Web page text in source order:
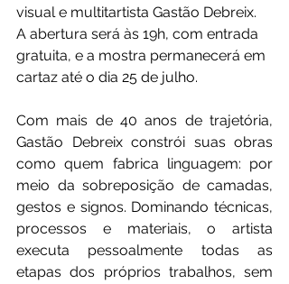
visual e multitartista Gastão Debreix.
A abertura será às 19h, com entrada
gratuita, e a mostra permanecerá em
cartaz até o dia 25 de julho.
Com mais de 40 anos de trajetória,
Gastão Debreix constrói suas obras
como quem fabrica linguagem: por
meio da sobreposição de camadas,
gestos e signos. Dominando técnicas,
processos e materiais, o artista
executa pessoalmente todas as
etapas dos próprios trabalhos, sem